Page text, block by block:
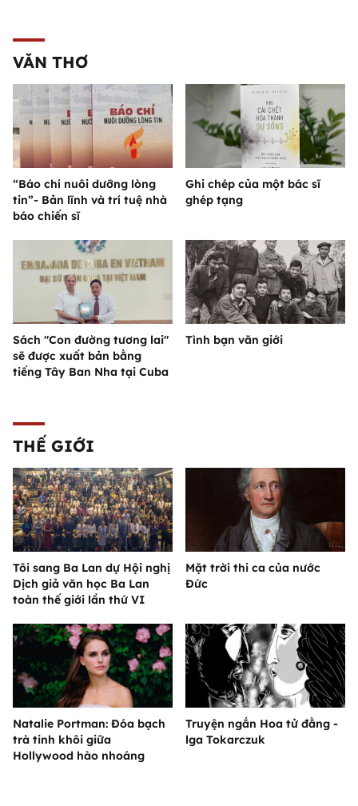
VĂN THƠ
“Báo chí nuôi dưỡng lòng
tin”- Bản lĩnh và trí tuệ nhà
báo chiến sĩ
Ghi chép của một bác sĩ
ghép tạng
Sách "Con đường tương lai"
sẽ được xuất bản bằng
tiếng Tây Ban Nha tại Cuba
Tình bạn văn giới
THẾ GIỚI
Tôi sang Ba Lan dự Hội nghị
Dịch giả văn học Ba Lan
toàn thế giới lần thứ VI
Mặt trời thi ca của nước
Đức
Natalie Portman: Đóa bạch
trà tinh khôi giữa
Hollywood hào nhoáng
Truyện ngắn Hoa tử đằng -
lga Tokarczuk